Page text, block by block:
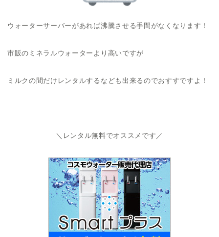
ウォーターサーバーがあれば沸騰させる手間がなくなります！
市販のミネラルウォーターより高いですが
ミルクの間だけレンタルするなども出来るのでおすすですよ！
＼レンタル無料でオススメです／